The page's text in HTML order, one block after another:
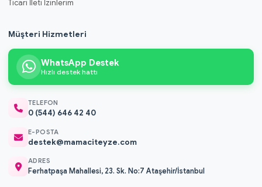
Ticari İleti İzinlerim
Müşteri Hizmetleri
WhatsApp Destek
Hızlı destek hattı
TELEFON
0 (544) 646 42 40
E-POSTA
destek@mamaciteyze.com
ADRES
Ferhatpaşa Mahallesi, 23. Sk. No:7 Ataşehir/İstanbul